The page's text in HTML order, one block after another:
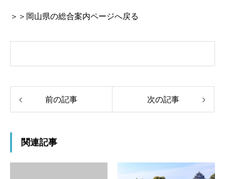
＞＞岡山県の総合案内ページへ戻る
前の記事 次の記事
関連記事